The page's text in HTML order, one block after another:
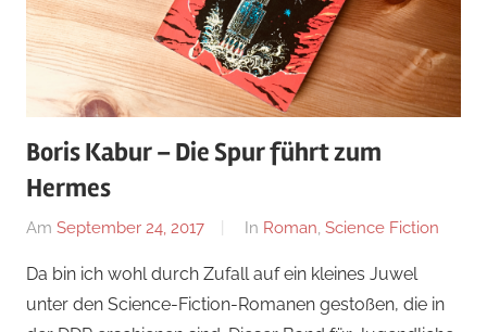
Boris Kabur – Die Spur führt zum
Hermes
Am September 24, 2017
Von
In Roman, Science Fiction
Da bin ich wohl durch Zufall auf ein kleines Juwel
unter den Science-Fiction-Romanen gestoßen, die in